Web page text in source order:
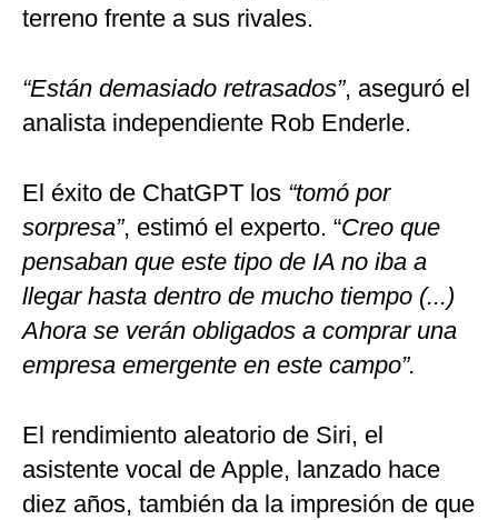
terreno frente a sus rivales.
“Están demasiado retrasados”, aseguró el
analista independiente Rob Enderle.
El éxito de ChatGPT los “tomó por
sorpresa”, estimó el experto. “Creo que
pensaban que este tipo de IA no iba a
llegar hasta dentro de mucho tiempo (...)
Ahora se verán obligados a comprar una
empresa emergente en este campo”.
El rendimiento aleatorio de Siri, el
asistente vocal de Apple, lanzado hace
diez años, también da la impresión de que